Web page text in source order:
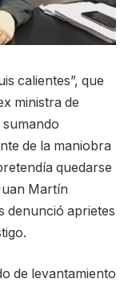
calientes”, que
ministra de
sumando
de la maniobra
quedarse
Martín
denunció aprietes
de levantamiento